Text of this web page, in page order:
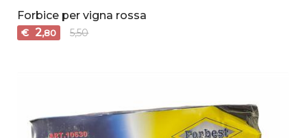
Forbice per vigna rossa
€ 2,80 5,50